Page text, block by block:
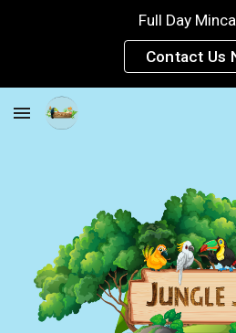
Full Day
Contact Us